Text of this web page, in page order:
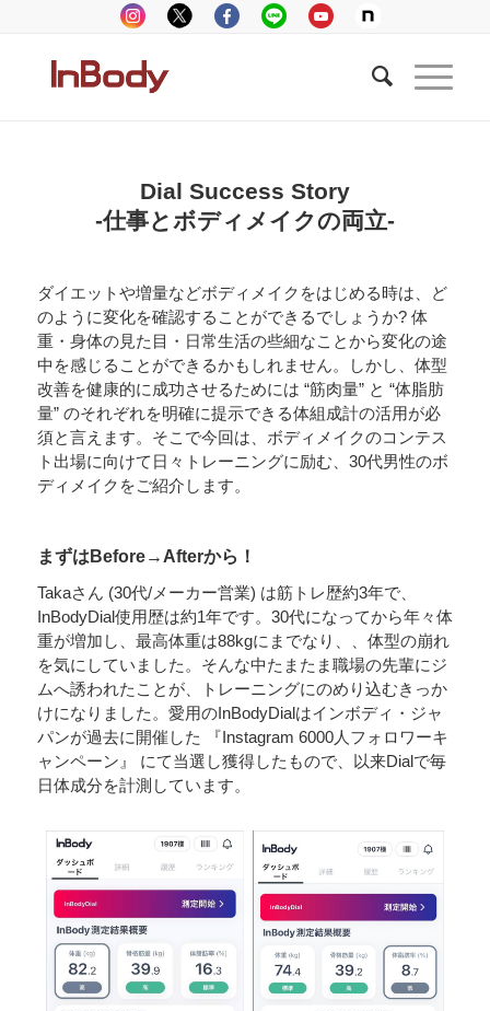
Dial Success Story
-仕事とボディメイクの両立-
ダイエットや増量などボディメイクをはじめる時は、ど
のように変化を確認することができるでしょうか? 体
重・身体の見た目・日常生活の些細なことから変化の途
中を感じることができるかもしれません。しかし、体型
改善を健康的に成功させるためには “筋肉量” と “体脂肪
量” のそれぞれを明確に提示できる体組成計の活用が必
須と言えます。そこで今回は、ボディメイクのコンテス
ト出場に向けて日々トレーニングに励む、30代男性のボ
ディメイクをご紹介します。
まずはBefore→Afterから！
Takaさん (30代/メーカー営業) は筋トレ歴約3年で、
InBodyDial使用歴は約1年です。30代になってから年々体
重が増加し、最高体重は88kgにまでなり、、体型の崩れ
を気にしていました。そんな中たまたま職場の先輩にジ
ムへ誘われたことが、トレーニングにのめり込むきっか
けになりました。愛用のInBodyDialはインボディ・ジャ
パンが過去に開催した 『Instagram 6000人フォロワーキ
ャンペーン』 にて当選し獲得したもので、以来Dialで毎
日体成分を計測しています。